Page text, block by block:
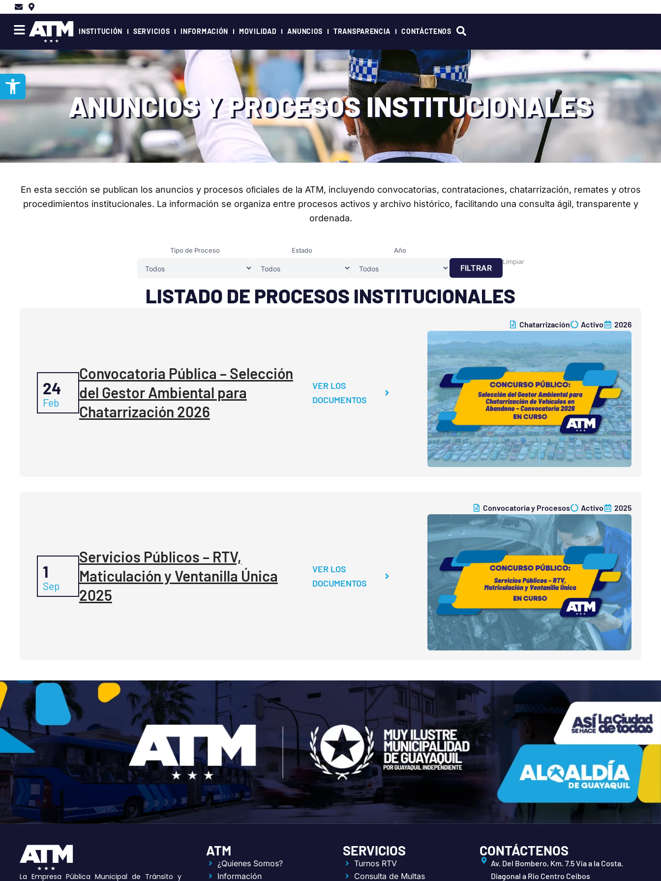
contenido
INSTITUCIÓN SERVICIOS INFORMACIÓN MOVILIDAD ANUNCIOS TRANSPARENCIA CONTÁCTENOS
ANUNCIOS Y PROCESOS INSTITUCIONALES
En esta sección se publican los anuncios y procesos oﬁciales de la ATM, incluyendo convocatorias, contrataciones, chatarrización, remates y otros
procedimientos institucionales. La información se organiza entre procesos activos y archivo histórico, facilitando una consulta ágil, transparente y
ordenada.
Tipo de Proceso Estado Año
FILTRAR
Limpiar
LISTADO DE PROCESOS INSTITUCIONALES
24
Feb
Convocatoria Pública – Selección
del Gestor Ambiental para
Chatarrización 2026
VER LOS
DOCUMENTOS
Chatarrización Activo 2026
1
Sep
Servicios Públicos – RTV,
Maticulación y Ventanilla Única
2025
VER LOS
DOCUMENTOS
Convocatoria y Procesos Activo 2025
La Empresa Pública Municipal de Tránsito y
ATM
¿Quienes Somos?
Información
SERVICIOS
Turnos RTV
Consulta de Multas
CONTÁCTENOS
Av. Del Bombero, Km. 7.5 Vía a la Costa.
Diagonal a Rio Centro Ceibos
Abrir barra de herramientas